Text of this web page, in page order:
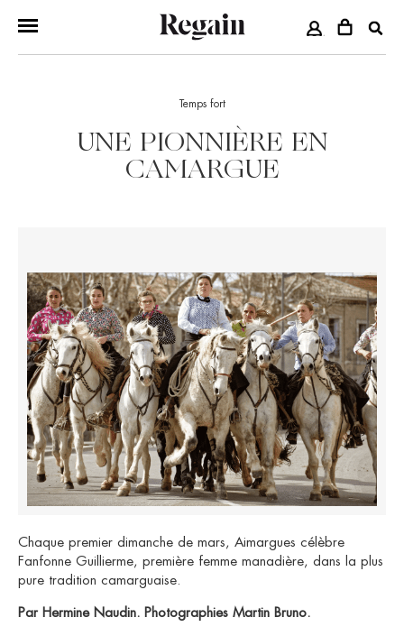
COMPTE
Temps fort
UNE PIONNIÈRE EN
CAMARGUE
Chaque premier dimanche de mars, Aimargues célèbre
Fanfonne Guillierme, première femme manadière, dans la plus
pure tradition camarguaise.
Par Hermine Naudin. Photographies Martin Bruno.